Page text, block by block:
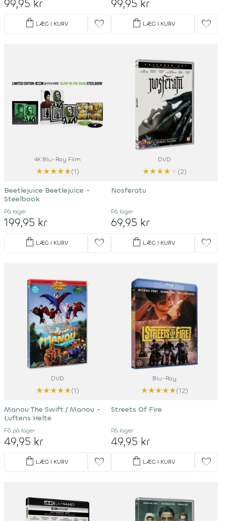
99,95 kr
shopping_bag LÆG I KURV favorite
99,95 kr
shopping_bag LÆG I KURV favorite
4K Blu-Ray Film
★★★★★(1)
Beetlejuice Beetlejuice -
Steelbook
På lager
199,95 kr
shopping_bag LÆG I KURV favorite
DVD
★★★★
(2)
Nosferatu
På lager
69,95 kr
shopping_bag LÆG I KURV favorite
DVD
★★★★★(1)
Manou The Swift / Manou -
Luftens Helte
Få på lager
49,95 kr
shopping_bag LÆG I KURV favorite
Blu-Ray
★★★★★(12)
Streets Of Fire
På lager
49,95 kr
shopping_bag LÆG I KURV favorite